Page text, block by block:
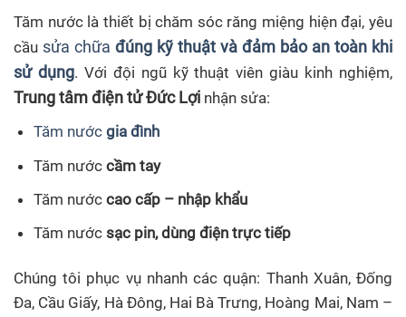
Tăm nước là thiết bị chăm sóc răng miệng hiện đại, yêu
cầu sửa chữa đúng kỹ thuật và đảm bảo an toàn khi
sử dụng. Với đội ngũ kỹ thuật viên giàu kinh nghiệm,
Trung tâm điện tử Đức Lợi nhận sửa:
Tăm nướcgia đình
Tăm nướccầm tay
Tăm nướccao cấp – nhập khẩu
Tăm nướcsạc pin, dùng điện trực tiếp
Chúng tôi phục vụ nhanh các quận: Thanh Xuân, Đống
Đa, Cầu Giấy, Hà Đông, Hai Bà Trưng, Hoàng Mai, Nam –